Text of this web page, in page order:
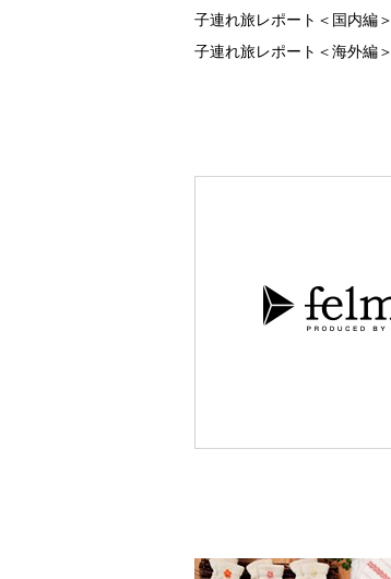
子連れ旅レポート＜国内編＞
子連れ旅レポート＜海外編＞